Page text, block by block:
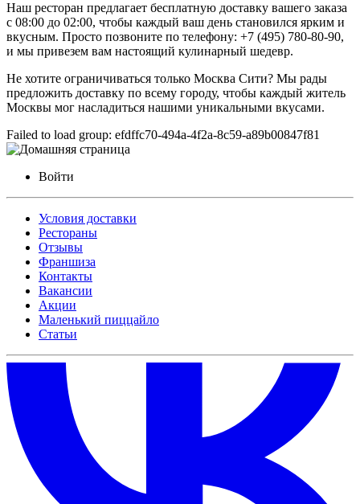
Наш ресторан предлагает бесплатную доставку вашего заказа
с 08:00 до 02:00, чтобы каждый ваш день становился ярким и
вкусным. Просто позвоните по телефону: +7 (495) 780-80-90,
и мы привезем вам настоящий кулинарный шедевр.
Не хотите ограничиваться только Москва Сити? Мы рады
предложить доставку по всему городу, чтобы каждый житель
Москвы мог насладиться нашими уникальными вкусами.
Failed to load group: efdffc70-494a-4f2a-8c59-a89b00847f81
Войти
Условия доставки
Рестораны
Отзывы
Франшиза
Контакты
Вакансии
Акции
Маленький пиццайло
Статьи